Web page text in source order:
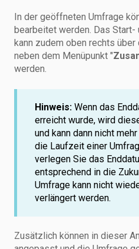
In der geöffneten Umfrage
bearbeitet werden. Das Start-
kann zudem oben rechts
neben dem Menüpunkt "
werden.
Hinweis: Wenn das
erreicht wurde, wird
und kann dann nicht
die Laufzeit einer
verlegen Sie das
entsprechend in die
Umfrage kann nicht
verlängert werden.
Zusätzlich können in dieser